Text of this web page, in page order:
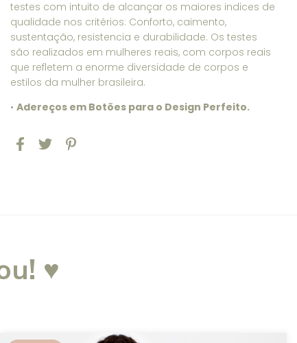
testes com intuito de alcançar os maiores indices de
qualidade nos critérios: Conforto, caimento,
sustentação, resistencia e durabilidade. Os testes
são realizados em mulheres reais, com corpos reais
que refletem a enorme diversidade de corpos e
estilos da mulher brasileira.
• Adereços em Botões para o Design Perfeito.
♥